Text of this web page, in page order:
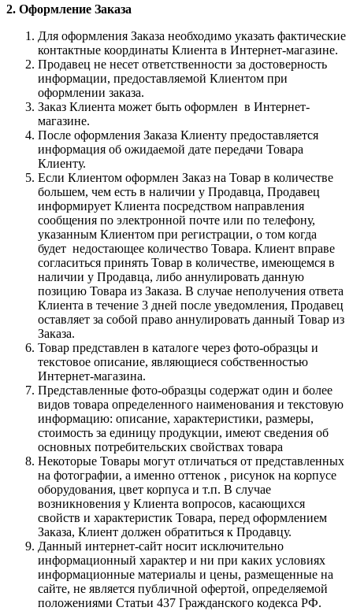
2. Оформление Заказа
Для оформления Заказа необходимо указать фактические
контактные координаты Клиента в Интернет-магазине.
Продавец не несет ответственности за достоверность
информации, предоставляемой Клиентом при
оформлении заказа.
Заказ Клиента может быть оформлен в Интернет-
магазине.
После оформления Заказа Клиенту предоставляется
информация об ожидаемой дате передачи Товара
Клиенту.
Если Клиентом оформлен Заказ на Товар в количестве
большем, чем есть в наличии у Продавца, Продавец
информирует Клиента посредством направления
сообщения по электронной почте или по телефону,
указанным Клиентом при регистрации, о том когда
будет недостающее количество Товара. Клиент вправе
согласиться принять Товар в количестве, имеющемся в
наличии у Продавца, либо аннулировать данную
позицию Товара из Заказа. В случае неполучения ответа
Клиента в течение 3 дней после уведомления, Продавец
оставляет за собой право аннулировать данный Товар из
Заказа.
Товар представлен в каталоге через фото-образцы и
текстовое описание, являющиеся собственностью
Интернет-магазина.
Представленные фото-образцы содержат один и более
видов товара определенного наименования и текстовую
информацию: описание, характеристики, размеры,
стоимость за единицу продукции, имеют сведения об
основных потребительских свойствах товара
Некоторые Товары могут отличаться от представленных
на фотографии, а именно оттенок , рисунок на корпусе
оборудования, цвет корпуса и т.п. В случае
возникновения у Клиента вопросов, касающихся
свойств и характеристик Товара, перед оформлением
Заказа, Клиент должен обратиться к Продавцу.
Данный интернет-сайт носит исключительно
информационный характер и ни при каких условиях
информационные материалы и цены, размещенные на
сайте, не является публичной офертой, определяемой
положениями Статьи 437 Гражданского кодекса РФ.